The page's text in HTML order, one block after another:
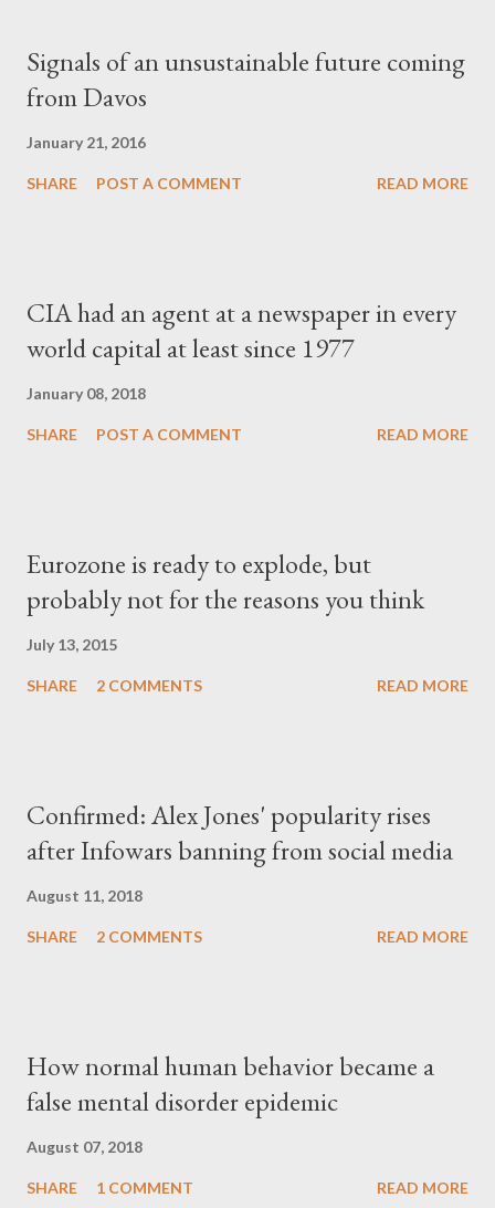
Signals of an unsustainable future coming
from Davos
January 21, 2016
SHARE POST A COMMENT READ MORE
CIA had an agent at a newspaper in every
world capital at least since 1977
January 08, 2018
SHARE POST A COMMENT READ MORE
Eurozone is ready to explode, but
probably not for the reasons you think
July 13, 2015
SHARE 2 COMMENTS READ MORE
Confirmed: Alex Jones' popularity rises
after Infowars banning from social media
August 11, 2018
SHARE 2 COMMENTS READ MORE
How normal human behavior became a
false mental disorder epidemic
August 07, 2018
SHARE 1 COMMENT READ MORE